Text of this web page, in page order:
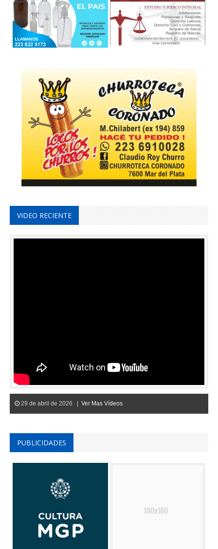
VIDEO RECIENTE
29 de abril de 2026 | Ver Mas Vídeos
PUBLICIDADES